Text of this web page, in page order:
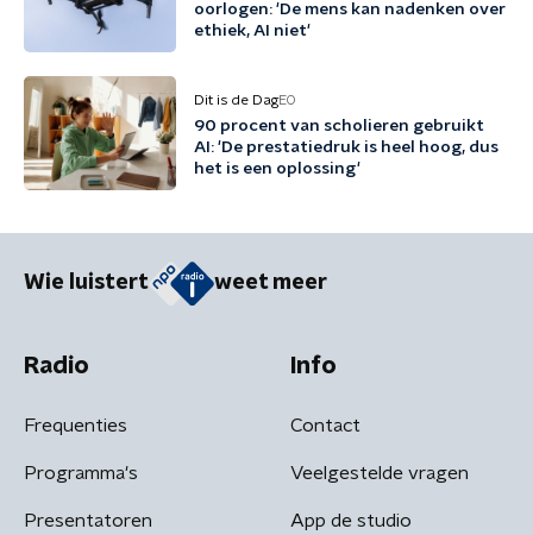
oorlogen: 'De mens kan nadenken over
ethiek, AI niet'
Dit is de DagEO
90 procent van scholieren gebruikt
AI: 'De prestatiedruk is heel hoog, dus
het is een oplossing'
Wie luistert weet meer
Radio
Frequenties
Programma's
Presentatoren
Info
Contact
Veelgestelde vragen
App de studio